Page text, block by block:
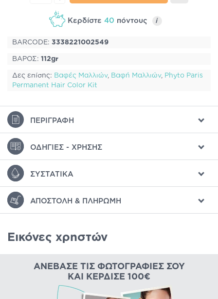
Κερδίστε 40 πόντους i
BARCODE: 3338221002549
ΒΑΡΟΣ: 112gr
Δες επίσης: Βαφές Μαλλιών, Βαφή Μαλλιών, Phyto Paris
Permanent Hair Color Kit
ΠΕΡΙΓΡΑΦΉ
ΟΔΗΓΊΕΣ - ΧΡΉΣΗΣ
ΣΥΣΤΑΤΙΚΆ
ΑΠΟΣΤΟΛΉ & ΠΛΗΡΩΜΉ
Εικόνες χρηστών
ΑΝΈΒΑΣΕ ΤΙΣ ΦΩΤΟΓΡΑΦΊΕΣ ΣΟΥ
ΚΑΙ ΚΈΡΔΙΣΕ 100€